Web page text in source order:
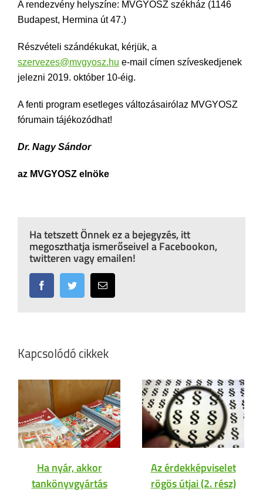
A rendezvény helyszíne: MVGYOSZ székház (1146
Budapest, Hermina út 47.)
Részvételi szándékukat, kérjük, a
szervezes@mvgyosz.hu e-mail címen szíveskedjenek
jelezni 2019. október 10-éig.
A fenti program esetleges változásairólaz MVGYOSZ
fórumain tájékozódhat!
Dr. Nagy Sándor
az MVGYOSZ elnöke
Ha tetszett Önnek ez a bejegyzés, itt
megoszthatja ismerőseivel a Facebookon,
twitteren vagy emailen!
FacebookTwitter Email:
Kapcsolódó cikkek
Ha nyár, akkor
tankönyvgyártás
Az érdekképviselet
rögös útjai (2. rész)